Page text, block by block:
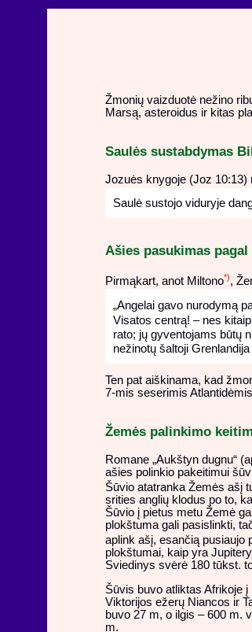
Žmonių vaizduotė nežino
Marsą, asteroidus ir kitas
Saulės sustabdymas
Jozuės knygoje (Joz 10:13)
Saulė sustojo viduryje
Ašies pasukimas
Pirmąkart, anot Miltono*),
„Angelai gavo nurodymą
Visatos centrą! – nes
rato; jų gyventojams būtų
nežinotų šaltoji
Ten pat aiškinama, kad
7-mis seserimis
Žemės palinkimo
Romane „Aukštyn dugnu“
ašies polinkio pakeitimui
Šūvio atatranka Žemės ašį
srities anglių klodus po to,
Šūvio į pietus metu Žemė
plokštuma gali pasislinkti,
aplink ašį, esančią pusiaujo
plokštumai, kaip yra
Sviedinys svėrė 180 tūkst.
Šūvis buvo atliktas Afrikoje
Viktorijos ežerų Niancos ir
buvo 27 m, o ilgis – 600 m.
m.